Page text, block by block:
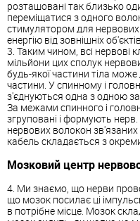
розташовані так близько
переміщатися з одного
стимулятором для
енергію від зовнішніх
3. Таким чином, всі нервові
мільйони цих сполук
будь-якої частини тіла може
частини. У спинному і
з'єднуються одна з одною
За межами спинного і
згруповані і формують
нервових волокон
кабель складається з
Мозковий центр
4. Ми знаємо, що нерви
що мозок посилає ці
в потрібне місце. Мозок